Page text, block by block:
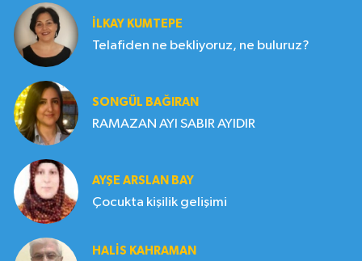
İLKAY KUMTEPE
Telafiden ne bekliyoruz, ne buluruz?
SONGÜL BAĞIRAN
RAMAZAN AYI SABIR AYIDIR
AYŞE ARSLAN BAY
Çocukta kişilik gelişimi
HALIS KAHRAMAN